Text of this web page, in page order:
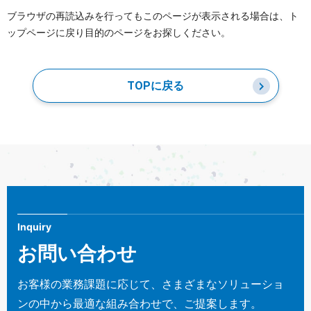
ブラウザの再読込みを行ってもこのページが表示される場合は、ト
ップページに戻り目的のページをお探しください。
TOPに戻る
Inquiry
お問い合わせ
お客様の業務課題に応じて、さまざまなソリューショ
ンの中から最適な組み合わせで、ご提案します。